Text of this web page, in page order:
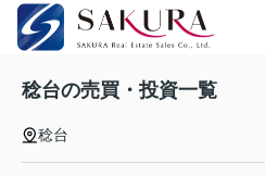
稔台の売買・投資一覧
稔台